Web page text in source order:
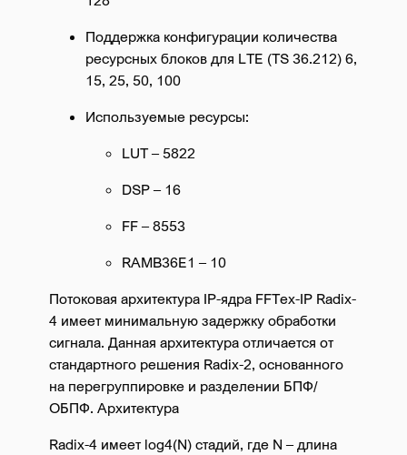
Поддержка конфигурации количества
ресурсных блоков для LTE (TS 36.212) 6,
15, 25, 50, 100
Используемые ресурсы:
LUT – 5822
DSP – 16
FF – 8553
RAMB36E1 – 10
Потоковая архитектура IP-ядра FFTex-IP Radix-
4 имеет минимальную задержку обработки
сигнала. Данная архитектура отличается от
стандартного решения Radix-2, основанного
на перегруппировке и разделении БПФ/
ОБПФ. Архитектура
Radix-4 имеет log4(N) стадий, где N – длина